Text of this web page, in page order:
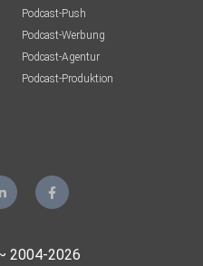
Podcast-Push
Podcast-Werbung
Podcast-Agentur
Podcast-Produktion
2004-2026